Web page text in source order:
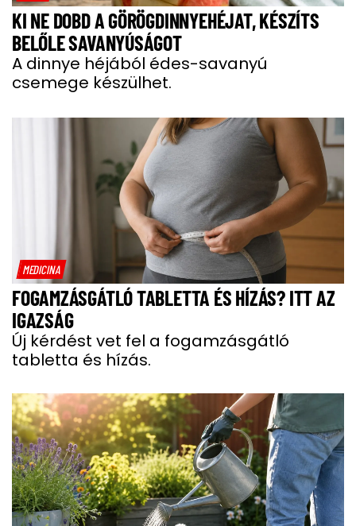
KI NE DOBD A GÖRÖGDINNYEHÉJAT, KÉSZÍTS
BELŐLE SAVANYÚSÁGOT
A dinnye héjából édes-savanyú
csemege készülhet.
MEDICINA
FOGAMZÁSGÁTLÓ TABLETTA ÉS HÍZÁS? ITT AZ
IGAZSÁG
Új kérdést vet fel a fogamzásgátló
tabletta és hízás.